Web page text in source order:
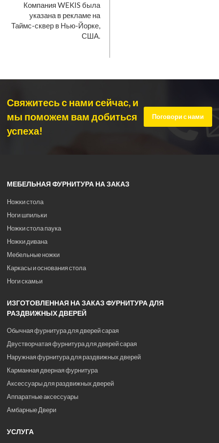
Компания WEKIS была
указана в рекламе на
Таймс-сквер в Нью-Йорке,
США.
Свяжитесь с нами сейчас, и
мы поможем вам добиться
успеха!
Поговори с нами
МЕБЕЛЬНАЯ ФУРНИТУРА НА ЗАКАЗ
Ножки стола
Ноги шпильки
Ножки стола паука
Ножки дивана
Мебельные ножки
Каркасы и основания стола
Ноги скамьи
ИЗГОТОВЛЕННАЯ НА ЗАКАЗ ФУРНИТУРА ДЛЯ
РАЗДВИЖНЫХ ДВЕРЕЙ
Обычная фурнитура для дверей сарая
Двустворчатая фурнитура для дверей сарая
Наружная фурнитура для раздвижных дверей
Карманная дверная фурнитура
Аксессуары для раздвижных дверей
Аппаратные аксессуары
Амбарные Двери
УСЛУГА